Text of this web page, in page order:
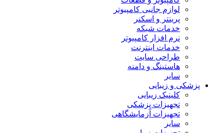
لوازم جانبی کامپیوتر
پرینتر و اسکنر
خدمات شبکه
نرم افزار کامپیوتر
خدمات اینترنت
طراحی سایت
هاستینگ و دامنه
سایر
پزشکی و زیبایی
کلینیک زیبایی
تجهیزات پزشکی
تجهیزات آزمایشگاهی
سایر